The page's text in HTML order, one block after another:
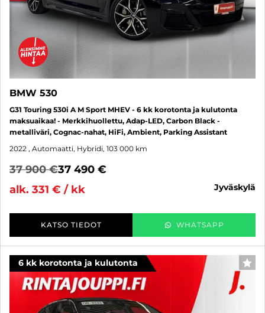
BMW 530
G31 Touring 530i A M Sport MHEV - 6 kk korotonta ja kulutonta
maksuaikaa! - Merkkihuollettu, Adap-LED, Carbon Black -
metalliväri, Cognac-nahat, HiFi, Ambient, Parking Assistant
2022 , Automaatti, Hybridi, 103 000 km
37 900 €37 490 €
alk. 331 € / kk
jyväskylä
KATSO TIEDOT WHATSAPP
6 kk korotonta ja kulutonta